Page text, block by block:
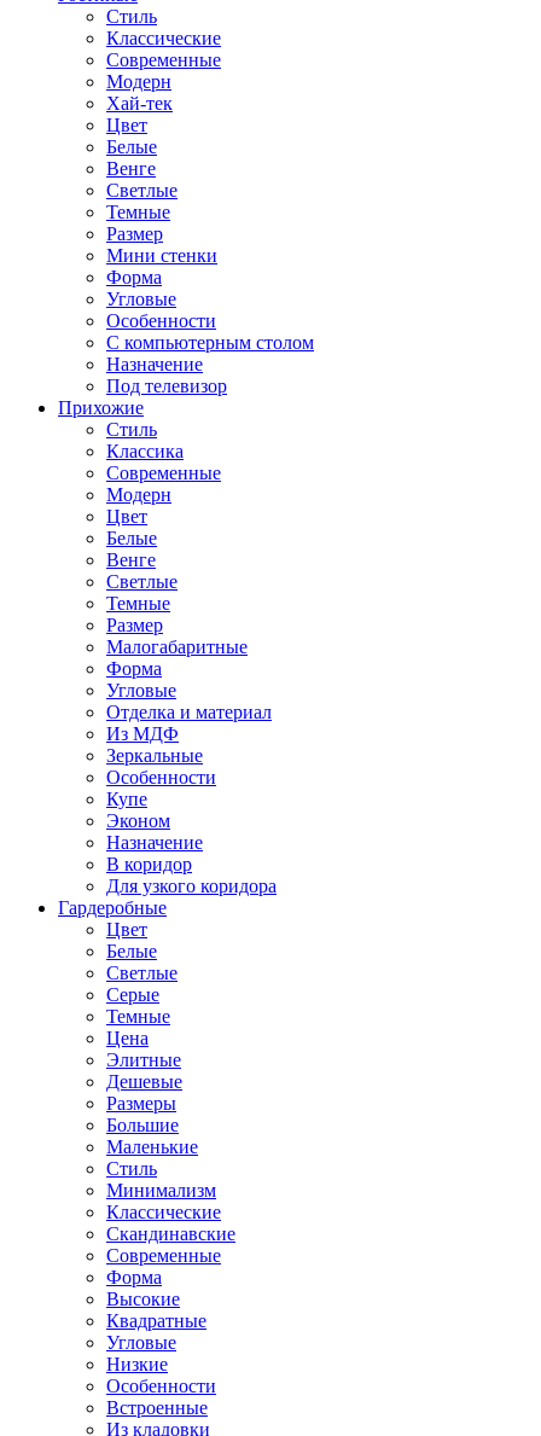
Стиль
Классические
Современные
Модерн
Хай-тек
Цвет
Белые
Венге
Светлые
Темные
Размер
Мини стенки
Форма
Угловые
Особенности
С компьютерным столом
Назначение
Под телевизор
Прихожие
Стиль
Классика
Современные
Модерн
Цвет
Белые
Венге
Светлые
Темные
Размер
Малогабаритные
Форма
Угловые
Отделка и материал
Из МДФ
Зеркальные
Особенности
Купе
Эконом
Назначение
В коридор
Для узкого коридора
Гардеробные
Цвет
Белые
Светлые
Серые
Темные
Цена
Элитные
Дешевые
Размеры
Большие
Маленькие
Стиль
Минимализм
Классические
Скандинавские
Современные
Форма
Высокие
Квадратные
Угловые
Низкие
Особенности
Встроенные
Из кладовки